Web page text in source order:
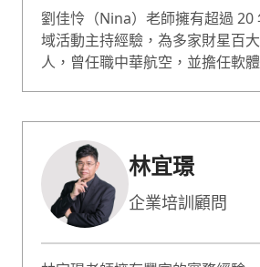
劉佳怜（Nina）老師擁有超過 20
域活動主持經驗，為多家財星百
人，曾任職中華航空，並擔任軟
表達，以及專業表達影響力。 以
感與臨場控場能力著稱，近年轉
練。授課對象橫跨第一線客服、跨
站上大型舞台的專業講者，教的不
何在會議、客訴、衝突與簡報等
戰演練為主，搭配遊戲化的教學
林宜璟
企業培訓顧問